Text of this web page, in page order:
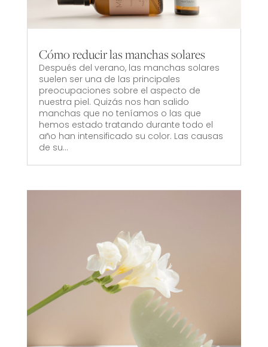
Cómo reducir las manchas solares
Después del verano, las manchas solares
suelen ser una de las principales
preocupaciones sobre el aspecto de
nuestra piel. Quizás nos han salido
manchas que no teníamos o las que
hemos estado tratando durante todo el
año han intensificado su color. Las causas
de su...